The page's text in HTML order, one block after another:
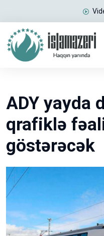
ADY yayda
qrafiklə
göstərəcək